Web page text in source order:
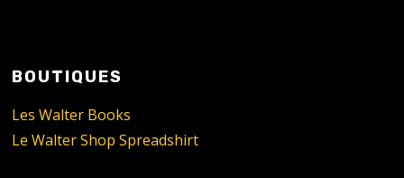
BOUTIQUES
Les Walter Books
Le Walter Shop Spreadshirt